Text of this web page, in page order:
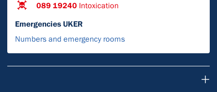
089 19240 Intoxication
Emergencies UKER
Numbers and emergency rooms